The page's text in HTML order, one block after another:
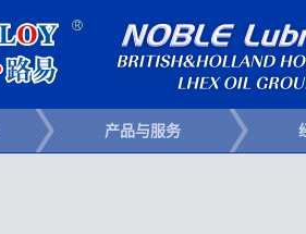
产品与服务